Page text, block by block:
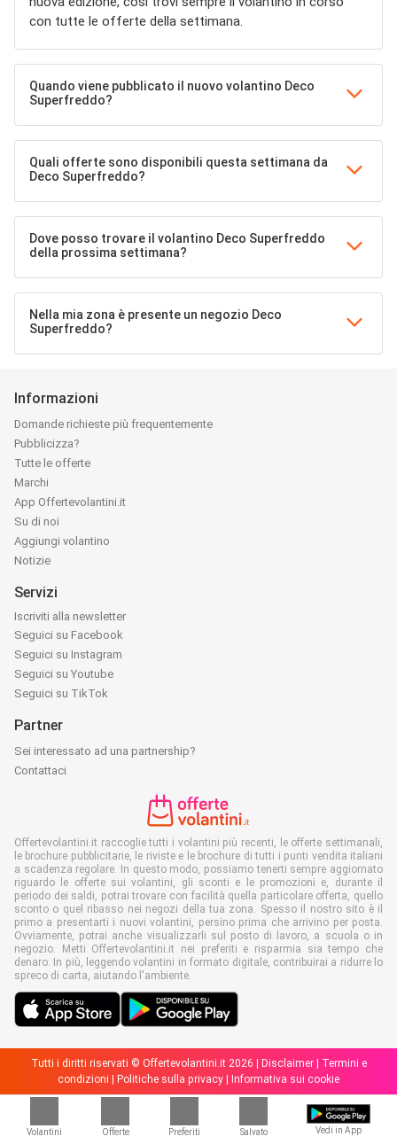
Volantini Offerte Preferiti Salvato Vedi in App
con tutte le offerte della settimana.
Quando viene pubblicato il nuovo volantino Deco
Superfreddo?
Quali offerte sono disponibili questa settimana da
Deco Superfreddo?
Dove posso trovare il volantino Deco Superfreddo
della prossima settimana?
Nella mia zona è presente un negozio Deco
Superfreddo?
Informazioni
Domande richieste più frequentemente
Pubblicizza?
Tutte le offerte
Marchi
App Offertevolantini.it
Su di noi
Aggiungi volantino
Notizie
Servizi
Iscriviti alla newsletter
Seguici su Facebook
Seguici su Instagram
Seguici su Youtube
Seguici su TikTok
Partner
Sei interessato ad una partnership?
Contattaci
Offertevolantini.it raccoglie tutti i volantini più recenti, le offerte settimanali,
le brochure pubblicitarie, le riviste e le brochure di tutti i punti vendita italiani
a scadenza regolare. In questo modo, possiamo tenerti sempre aggiornato
riguardo le offerte sui volantini, gli sconti e le promozioni e, durante il
periodo dei saldi, potrai trovare con facilità quella particolare offerta, quello
sconto o quel ribasso nei negozi della tua zona. Spesso il nostro sito è il
primo a presentarti i nuovi volantini, persino prima che arrivino per posta.
Ovviamente, potrai anche visualizzarli sul posto di lavoro, a scuola o in
negozio. Metti Offertevolantini.it nei preferiti e risparmia sia tempo che
denaro. In più, leggendo volantini in formato digitale, contribuirai a ridurre lo
spreco di carta, aiutando l'ambiente.
Tutti i diritti riservati © Offertevolantini.it 2026 | Disclaimer|
Termini e
condizioni
Politiche sulla privacy Informativa sui cookie